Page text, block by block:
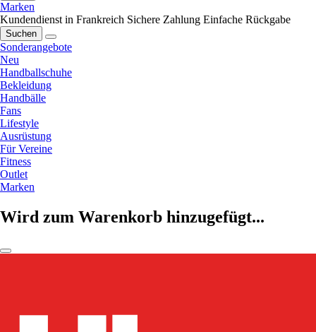
Marken
Kundendienst in Frankreich Sichere Zahlung Einfache Rückgabe
Suchen
Sonderangebote
Neu
Handballschuhe
Bekleidung
Handbälle
Fans
Lifestyle
Ausrüstung
Für Vereine
Fitness
Outlet
Marken
Wird zum Warenkorb hinzugefügt...